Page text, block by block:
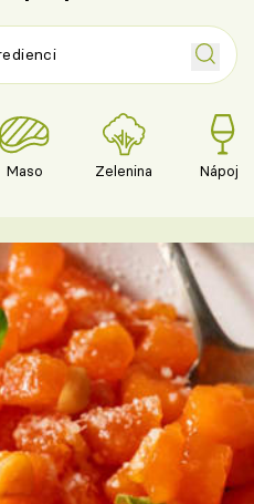
Maso Zelenina Nápoje